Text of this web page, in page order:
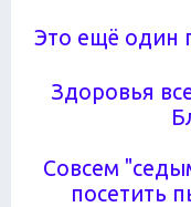
Это ещё один
Здоровья
Совсем
посетить